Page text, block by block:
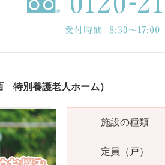
特別養護老人ホーム）
施設の種類
定員（戸）